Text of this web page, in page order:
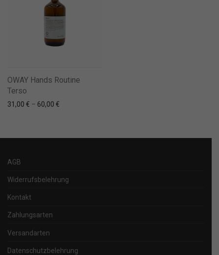
OWAY Hands Routine
Terso
31,00 € – 60,00 €
AGB
Widerrufsbelehrung
Kontakt
Zahlungsarten
Versandarten
Datenschutzbelehrung